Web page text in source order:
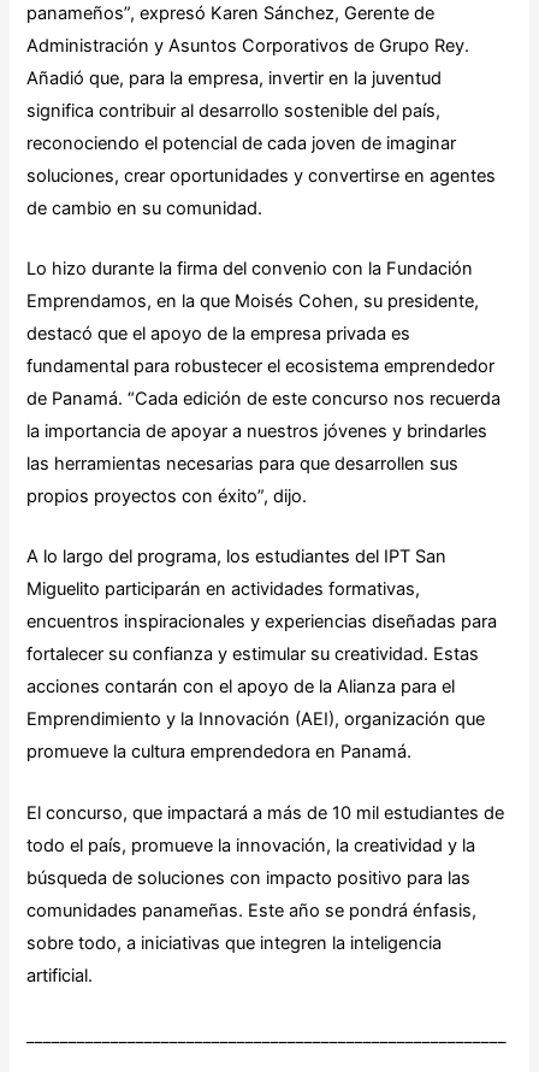
panameños”, expresó Karen Sánchez, Gerente de
Administración y Asuntos Corporativos de Grupo Rey.
Añadió que, para la empresa, invertir en la juventud
significa contribuir al desarrollo sostenible del país,
reconociendo el potencial de cada joven de imaginar
soluciones, crear oportunidades y convertirse en agentes
de cambio en su comunidad.
Lo hizo durante la firma del convenio con la Fundación
Emprendamos, en la que Moisés Cohen, su presidente,
destacó que el apoyo de la empresa privada es
fundamental para robustecer el ecosistema emprendedor
de Panamá. “Cada edición de este concurso nos recuerda
la importancia de apoyar a nuestros jóvenes y brindarles
las herramientas necesarias para que desarrollen sus
propios proyectos con éxito”, dijo.
A lo largo del programa, los estudiantes del IPT San
Miguelito participarán en actividades formativas,
encuentros inspiracionales y experiencias diseñadas para
fortalecer su confianza y estimular su creatividad. Estas
acciones contarán con el apoyo de la Alianza para el
Emprendimiento y la Innovación (AEI), organización que
promueve la cultura emprendedora en Panamá.
El concurso, que impactará a más de 10 mil estudiantes de
todo el país, promueve la innovación, la creatividad y la
búsqueda de soluciones con impacto positivo para las
comunidades panameñas. Este año se pondrá énfasis,
sobre todo, a iniciativas que integren la inteligencia
artificial.